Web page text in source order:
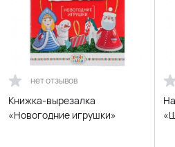
нет отзывов
Книжка-вырезалка
«Новогодние игрушки»